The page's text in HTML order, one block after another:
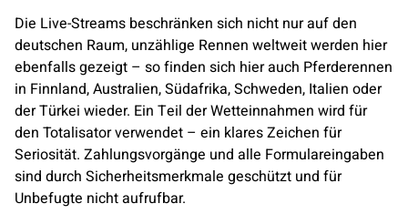
Die Live-Streams beschränken sich nicht nur auf den
deutschen Raum, unzählige Rennen weltweit werden hier
ebenfalls gezeigt – so finden sich hier auch Pferderennen
in Finnland, Australien, Südafrika, Schweden, Italien oder
der Türkei wieder. Ein Teil der Wetteinnahmen wird für
den Totalisator verwendet – ein klares Zeichen für
Seriosität. Zahlungsvorgänge und alle Formulareingaben
sind durch Sicherheitsmerkmale geschützt und für
Unbefugte nicht aufrufbar.